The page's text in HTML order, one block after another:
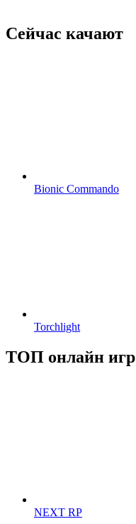
Сейчас качают
Bionic Commando
Torchlight
ТОП онлайн игр
NEXT RP